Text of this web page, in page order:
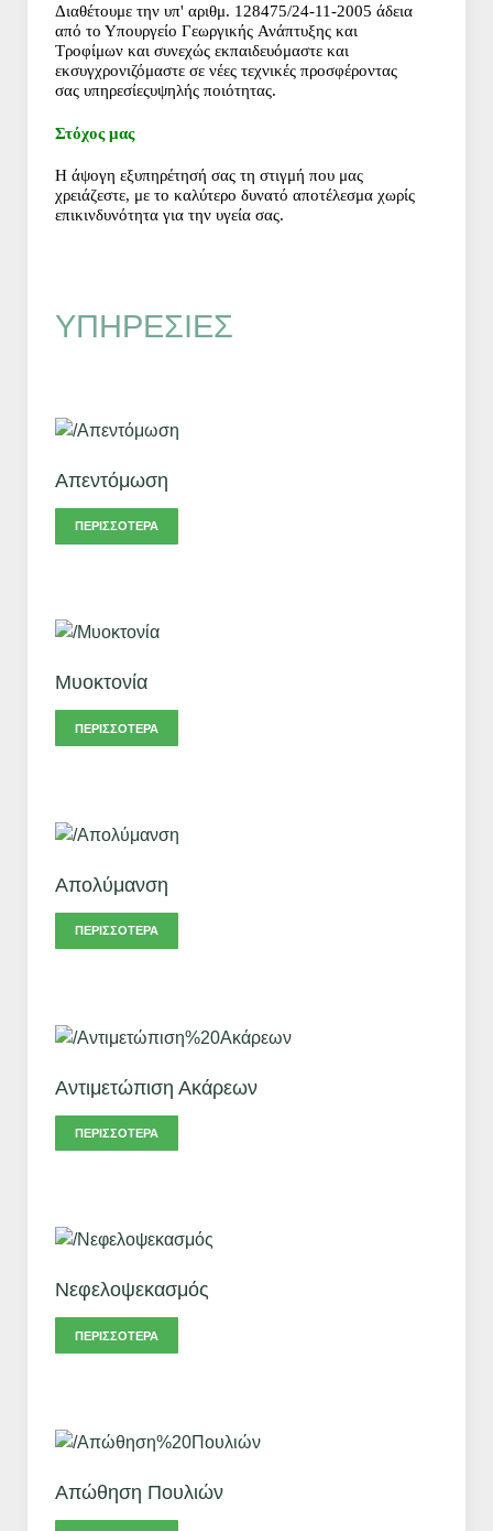
Διαθέτουμε την υπ' αριθμ. 128475/24-11-2005 άδεια
από το Υπουργείο Γεωργικής Ανάπτυξης και
Τροφίμων και συνεχώς εκπαιδευόμαστε και
εκσυγχρονιζόμαστε σε νέες τεχνικές προσφέροντας
σας υπηρεσίεςυψηλής ποιότητας.
Στόχος μας
Η άψογη εξυπηρέτησή σας τη στιγμή που μας
χρειάζεστε, με το καλύτερο δυνατό αποτέλεσμα χωρίς
επικινδυνότητα για την υγεία σας.
ΥΠΗΡΕΣΙΕΣ
Απεντόμωση
ΠΕΡΙΣΣΌΤΕΡΑ
Μυοκτονία
ΠΕΡΙΣΣΌΤΕΡΑ
Απολύμανση
ΠΕΡΙΣΣΌΤΕΡΑ
Αντιμετώπιση Ακάρεων
ΠΕΡΙΣΣΌΤΕΡΑ
Νεφελοψεκασμός
ΠΕΡΙΣΣΌΤΕΡΑ
Απώθηση Πουλιών